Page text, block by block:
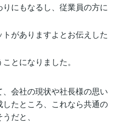
にもなるし、従業員の方に
がありますよとお伝えした
とになりました。
会社の現状や社長様の思い
たところ、これなら共通の
だと、